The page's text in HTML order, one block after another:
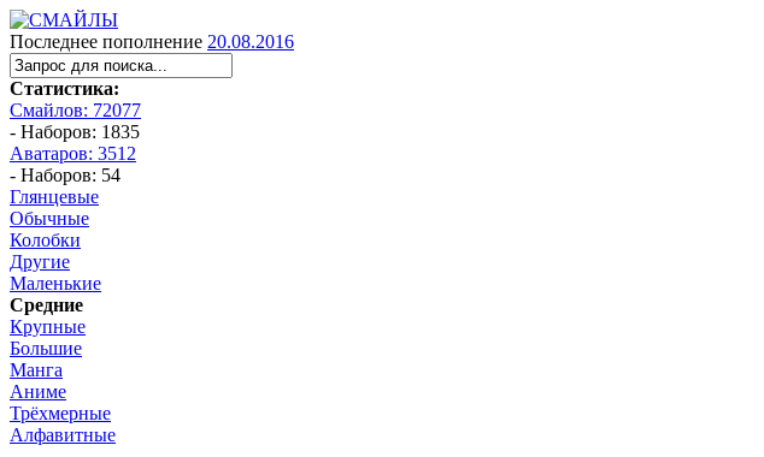
Последнее пополнение 20.08.2016
Статистика:
Смайлов: 72077
- Наборов: 1835
Аватаров: 3512
- Наборов: 54
Глянцевые
Обычные
Колобки
Другие
Маленькие
Средние
Крупные
Большие
Манга
Аниме
Трёхмерные
Алфавитные